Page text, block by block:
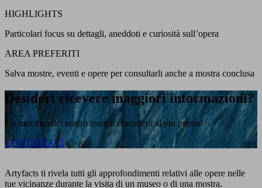
HIGHLIGHTS
Particolari focus su dettagli, aneddoti e curiosità sull’opera
AREA PREFERITI
Salva mostre, eventi e opere per consultarli anche a mostra conclusa
Desideri ricevere maggiori informazioni?
Un membro del nostro team ti contatterà al più presto!
CONTATTACI
Artyfacts ti rivela tutti gli approfondimenti relativi alle opere nelle
tue vicinanze durante la visita di un museo o di una mostra.